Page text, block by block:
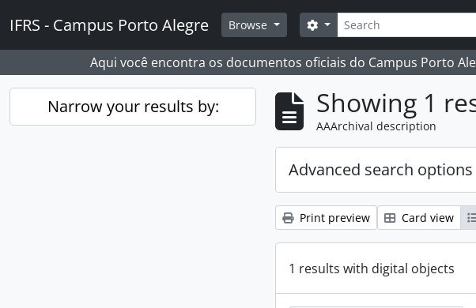
IFRS - Campus Porto Alegre Browse Search
Search options
Aqui você encontra os documentos oficiais do Campus Porto
Narrow your results by: Showing 1
AAArchival description
Advanced search options
Print preview Card view
1 results with digital objects